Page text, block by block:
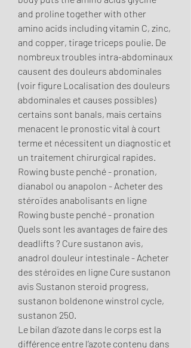
and proline together with other
amino acids including vitamin C, zinc,
and copper, tirage triceps poulie. De
nombreux troubles intra-abdominaux
causent des douleurs abdominales
(voir figure Localisation des douleurs
abdominales et causes possibles)
certains sont banals, mais certains
menacent le pronostic vital à court
terme et nécessitent un diagnostic et
un traitement chirurgical rapides.
Rowing buste penché - pronation,
dianabol ou anapolon - Acheter des
stéroïdes anabolisants en ligne
Rowing buste penché - pronation
Quels sont les avantages de faire des
deadlifts ? Cure sustanon avis,
anadrol douleur intestinale - Acheter
des stéroïdes en ligne Cure sustanon
avis Sustanon steroid progress,
sustanon boldenone winstrol cycle,
sustanon 250.
Le bilan d’azote dans le corps est la
différence entre l’azote contenu dans